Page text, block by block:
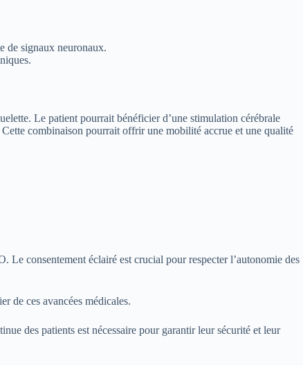
de signaux neuronaux.
Le patient pourrait bénéficier d’une stimulation cérébrale
combinaison pourrait offrir une mobilité accrue et une qualité
consentement éclairé est crucial pour respecter l’autonomie des
de ces avancées médicales.
des patients est nécessaire pour garantir leur sécurité et leur